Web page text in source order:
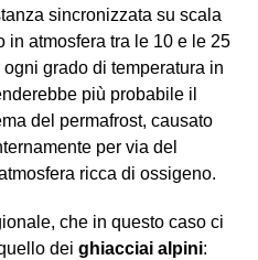
sincronizzata su scala
atmosfera tra le 10 e le 25
ogni grado di temperatura in
più probabile il
del permafrost, causato
per via del
ricca di ossigeno.
che in questo caso ci
dei ghiacciai alpini: